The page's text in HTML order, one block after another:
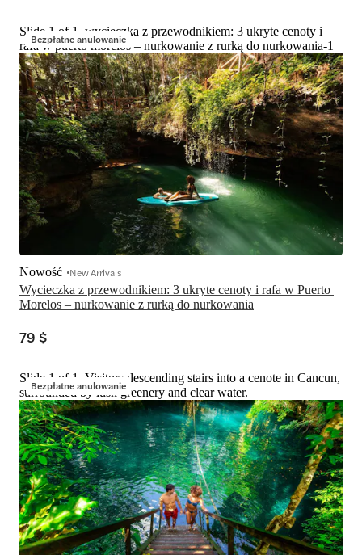
Bezpłatne anulowanie
Slide 1 of 1, wycieczka z przewodnikiem: 3 ukryte cenoty i
rafa w puerto morelos – nurkowanie z rurką do nurkowania-1
Wycieczka z przewodnikiem: 3 ukryte cenoty i rafa w Puerto
Morelos – nurkowanie z rurką do nurkowania
Nowość New Arrivals
79 $
Bezpłatne anulowanie
Slide 1 of 1, Visitors descending stairs into a cenote in Cancun,
surrounded by lush greenery and clear water.